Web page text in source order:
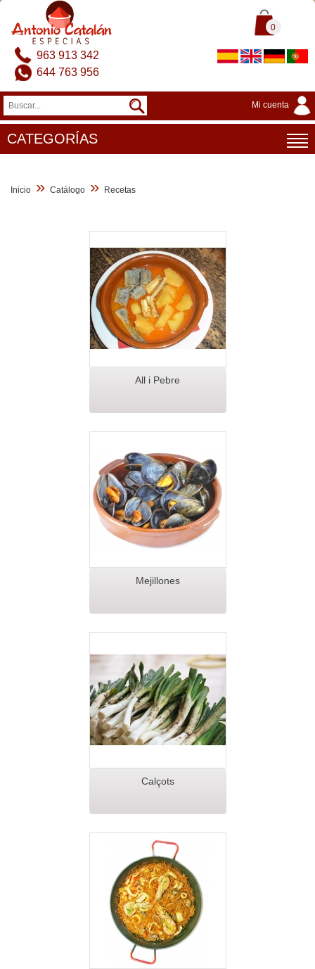
0
963 913 342
644 763 956
Mi cuenta
CATEGORÍAS
Inicio » Catálogo » Recetas
All i Pebre
Mejillones
Calçots